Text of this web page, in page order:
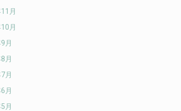
月
月
月
月
月
月
月